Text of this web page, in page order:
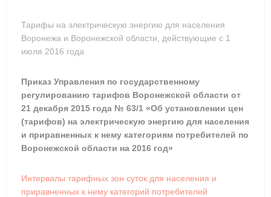
Тарифы на электрическую энергию для населения
Воронежа и Воронежской области, действующие с 1
июля 2016 года
Приказ Управления по государственному
регулированию тарифов Воронежской области от
21 декабря 2015 года № 63/1 «Об установлении цен
(тарифов) на электрическую энергию для населения
и приравненных к нему категориям потребителей по
Воронежской области на 2016 год»
Интервалы тарифных зон суток для населения и
приравненных к нему категорий потребителей